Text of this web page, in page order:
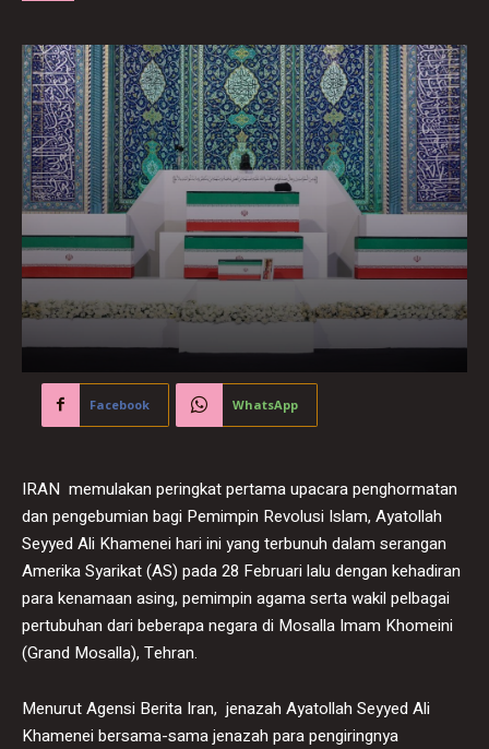
Facebook WhatsApp
IRAN memulakan peringkat pertama upacara penghormatan
dan pengebumian bagi Pemimpin Revolusi Islam, Ayatollah
Seyyed Ali Khamenei hari ini yang terbunuh dalam serangan
Amerika Syarikat (AS) pada 28 Februari lalu dengan kehadiran
para kenamaan asing, pemimpin agama serta wakil pelbagai
pertubuhan dari beberapa negara di Mosalla Imam Khomeini
(Grand Mosalla), Tehran.
Menurut Agensi Berita Iran, jenazah Ayatollah Seyyed Ali
Khamenei bersama-sama jenazah para pengiringnya